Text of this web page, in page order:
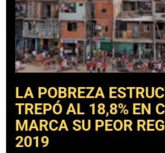
LA POBREZA
TREPÓ AL 18,8% EN
MARCA SU PEOR
2019